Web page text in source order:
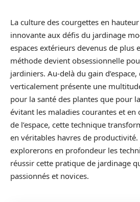
La culture des courgettes en
innovante aux défis du jardinage
espaces extérieurs devenus de plus
méthode devient obsessionnelle
jardiniers. Au-delà du gain
verticalement présente une
pour la santé des plantes que pour
évitant les maladies courantes et en
de l’espace, cette technique
en véritables havres de
explorerons en profondeur les
réussir cette pratique de jardinage
passionnés et novices.